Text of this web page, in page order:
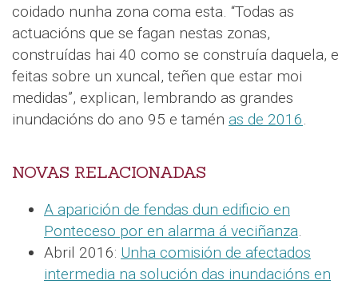
coidado nunha zona coma esta. “Todas as
actuacións que se fagan nestas zonas,
construídas hai 40 como se construía daquela, e
feitas sobre un xuncal, teñen que estar moi
medidas”, explican, lembrando as grandes
inundacións do ano 95 e tamén as de 2016.
NOVAS RELACIONADAS
A aparición de fendas dun edificio en
Ponteceso por en alarma á veciñanza.
Abril 2016: Unha comisión de afectados
intermedia na solución das inundacións en